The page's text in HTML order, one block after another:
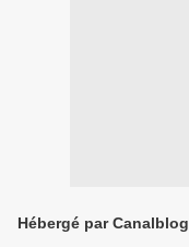
Hébergé par Canalblog